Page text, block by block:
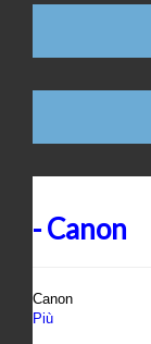
- Canon
Canon
Più